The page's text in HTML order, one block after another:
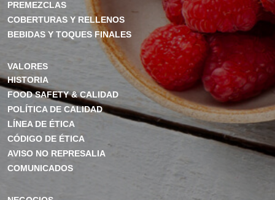
PREMEZCLAS
COBERTURAS Y RELLENOS
BEBIDAS Y TOQUES FINALES
VALORES
HISTORIA
FOOD SAFETY & CALIDAD
POLÍTICA DE CALIDAD
LÍNEA DE ÉTICA
CÓDIGO DE ÉTICA
AVISO NO REPRESALIA
COMUNICADOS